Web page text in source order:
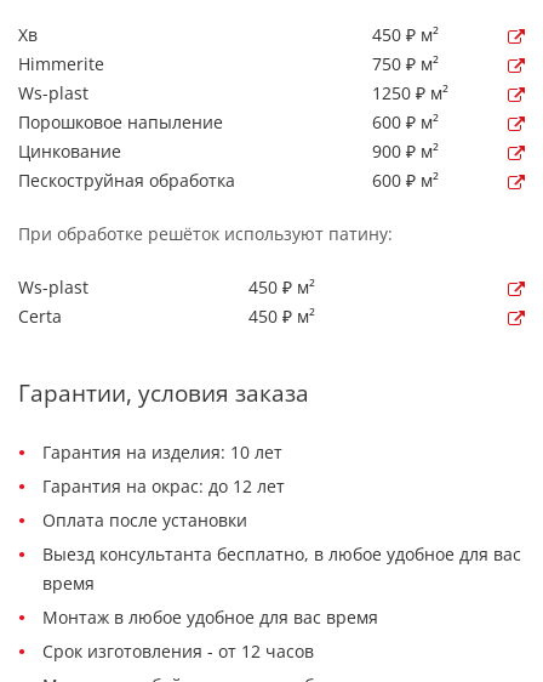
Хв
450 ₽ м²
Himmerite
750 ₽ м²
Ws-plast
1250 ₽ м²
Порошковое напыление
600 ₽ м²
Цинкование
900 ₽ м²
Пескоструйная обработка
600 ₽ м²
При обработке решёток используют патину:
Ws-plast
450 ₽ м²
Certa
450 ₽ м²
Гарантии, условия заказа
Гарантия на изделия: 10 лет
Гарантия на окрас: до 12 лет
Оплата после установки
Выезд консультанта бесплатно, в любое удобное для вас
время
Монтаж в любое удобное для вас время
Срок изготовления - от 12 часов